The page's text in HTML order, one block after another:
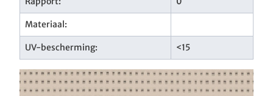
Materiaal:
UV-bescherming: <15